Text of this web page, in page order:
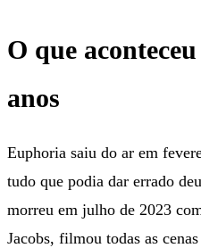
O que
anos
Euphoria saiu do ar em
tudo que podia dar errado
morreu em julho de 2023
Jacobs, filmou todas as